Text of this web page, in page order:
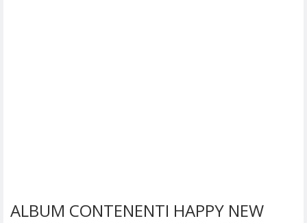
ALBUM CONTENENTI HAPPY NEW